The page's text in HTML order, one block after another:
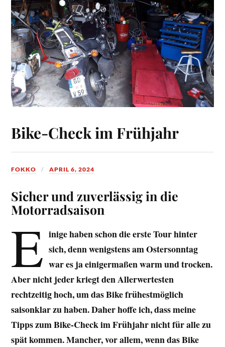
Bike-Check im Frühjahr
FOKKO APRIL 6, 2024
Sicher und zuverlässig in die
Motorradsaison
E inige haben schon die erste Tour hinter
sich, denn wenigstens am Ostersonntag
war es ja einigermaßen warm und trocken.
Aber nicht jeder kriegt den Allerwertesten
rechtzeitig hoch, um das Bike frühestmöglich
saisonklar zu haben. Daher hoffe ich, dass meine
Tipps zum Bike-Check im Frühjahr nicht für alle zu
spät kommen. Mancher, vor allem, wenn das Bike